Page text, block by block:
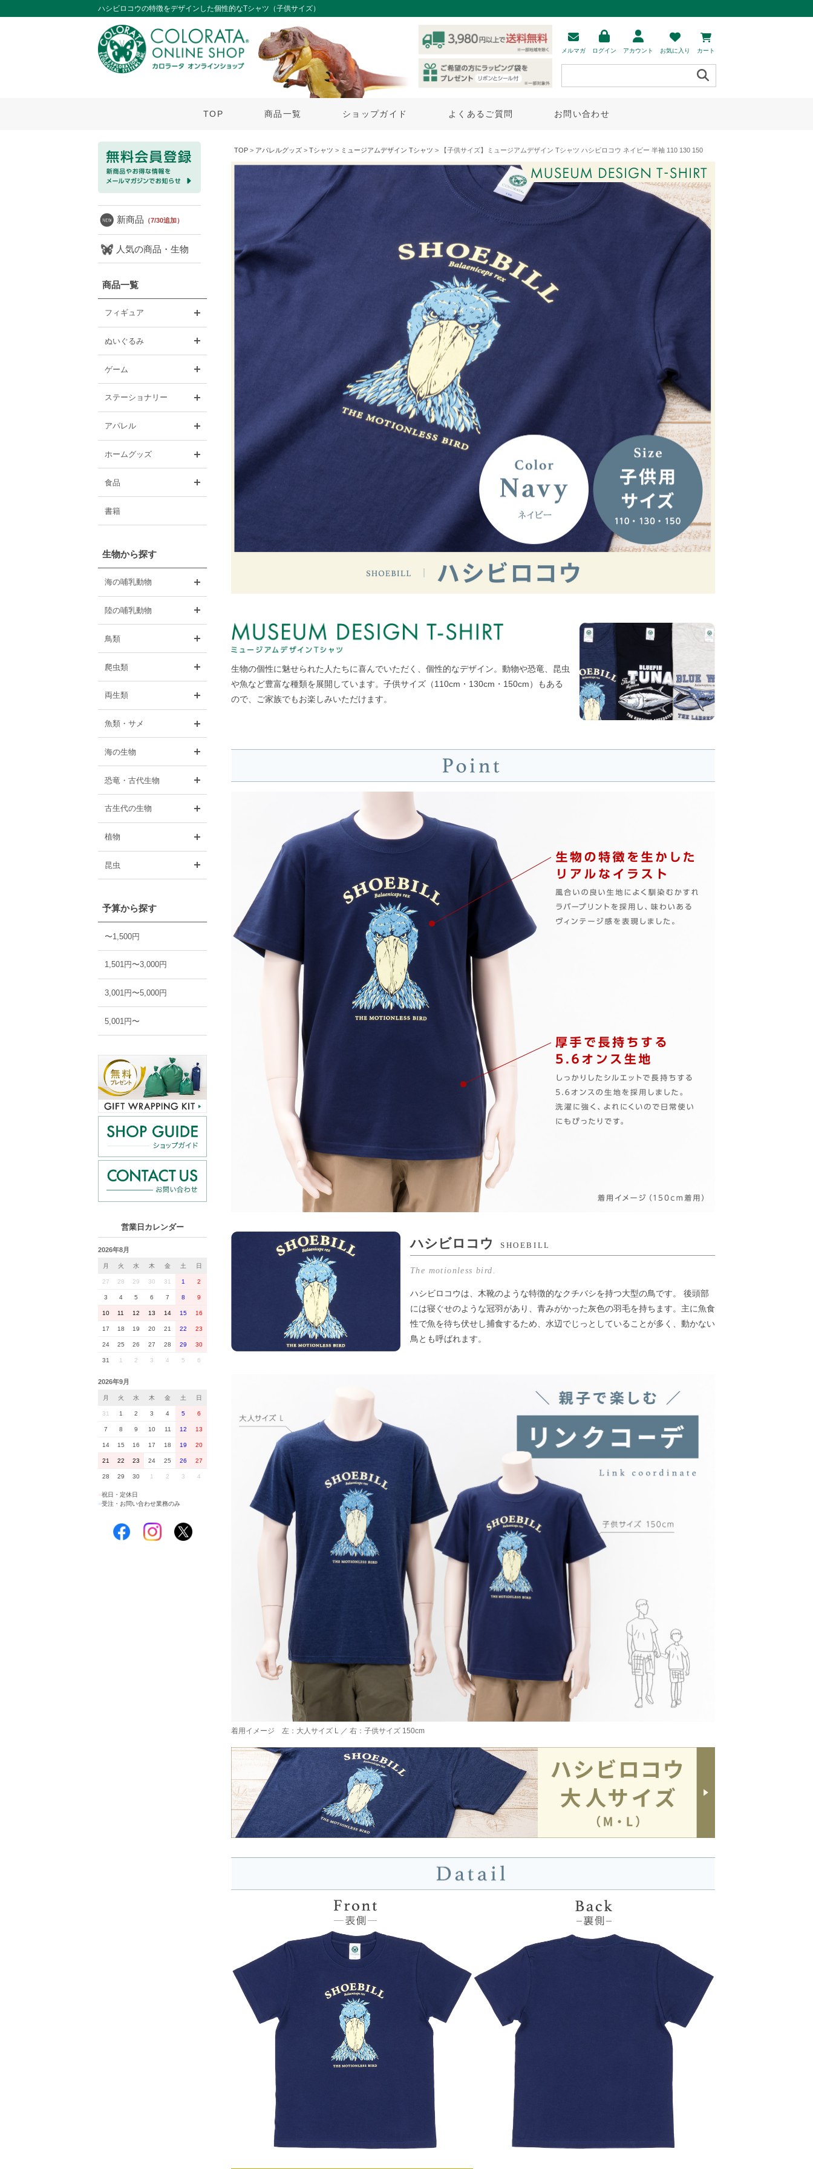
ハシビロコウの特徴をデザインした個性的なTシャツ（子供サイズ）
メルマガ ログイン アカウント お気に入り カート
TOP 商品一覧 ショップガイド よくあるご質問 お問い合わせ
新商品 （7/30追加）
人気の商品・生物
商品一覧
フィギュア
ぬいぐるみ
ゲーム
ステーショナリー
アパレル
ホームグッズ
食品
書籍
生物から探す
海の哺乳動物
陸の哺乳動物
鳥類
爬虫類
両生類
魚類・サメ
海の生物
恐竜・古代生物
古生代の生物
植物
昆虫
予算から探す
〜1,500円
1,501円〜3,000円
3,001円〜5,000円
5,001円〜
営業日カレンダー
2026年8月
月 火 水 木 金 土 日
27 28 29 30 31 1 2
3 4 5 6 7 8 9
10 11 12 13 14 15 16
17 18 19 20 21 22 23
24 25 26 27 28 29 30
31 1 2 3 4 5 6
2026年9月
月 火 水 木 金 土 日
31 1 2 3 4 5 6
7 8 9 10 11 12 13
14 15 16 17 18 19 20
21 22 23 24 25 26 27
28 29 30 1 2 3 4
祝日・定休日
■受注・お問い合わせ業務のみ
TOP > アパレルグッズ > Tシャツ > ミュージアムデザイン Tシャツ > 【子供サイズ】ミュージアムデザイン Tシャツ ハシビロコウ ネイビー 半袖 110 130 150
生物の個性に魅せられた人たちに喜んでいただく、個性的なデザイン。動物や恐竜、昆虫
や魚など豊富な種類を展開しています。子供サイズ（110cm・130cm・150cm）もある
ので、ご家族でもお楽しみいただけます。
ハシビロコウ SHOEBILL
The motionless bird.
ハシビロコウは、木靴のような特徴的なクチバシを持つ大型の鳥です。 後頭部
には寝ぐせのような冠羽があり、青みがかった灰色の羽毛を持ちます。主に魚食
性で魚を待ち伏せし捕食するため、水辺でじっとしていることが多く、動かない
鳥とも呼ばれます。
着用イメージ 左：大人サイズ L ／ 右：子供サイズ 150cm